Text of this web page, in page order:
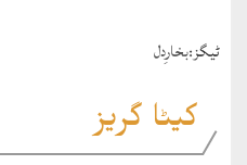
ٹيگز:بخارِدل
کیٹا گریز